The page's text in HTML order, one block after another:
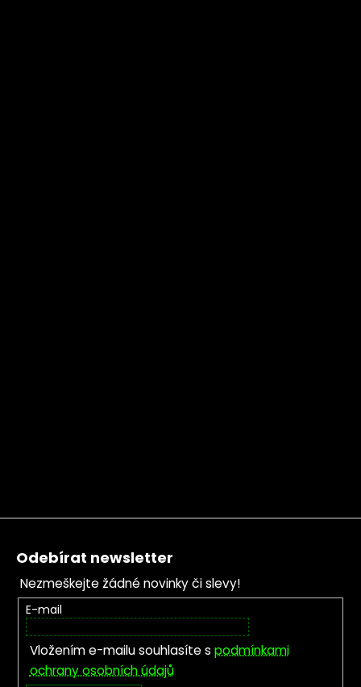
Zápatí
Odebírat newsletter
Nezmeškejte žádné novinky či slevy!
E-mail
Vložením e-mailu souhlasíte s podmínkami
ochrany osobních údajů